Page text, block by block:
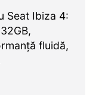
Seat Ibiza 4:
fluidă,